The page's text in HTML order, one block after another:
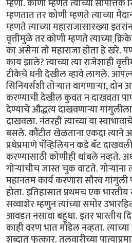
म्हणा. कोणी म्हणते त्याच्या सांपत्तिक
म्हणतात तर कोणी म्हणते त्याच्या
म्हणते त्याच्या महाराजासारख्या
वृत्तीमुळे तर कोणी म्हणते त्याच्या
का असेना तो महाराजा होता हे खरे.
काय झाले? त्याच्या त्या राजेशाही
टीकेचे धनी देखील व्हावे लागले.
सिनियर्सशी तोर्‍यात वागणार्‍या,
करण्याची देखील कुवत न दाखवता
देण्याचे औद्धत्य दाखवणार्‍या
दाखवला. नंतरही त्याच्या या
बसले. कौंटीत खेळताना एकदा त्याने
प्रथेप्रमाणे पॅव्हिलियन कडे बॅट
करण्यासाठी कोणीही थांबले नव्हते.
गोर्‍यांचीच जास्त चुक वाटते.
महानतम कार्य करणारा सौरव गांगुली
होता. इतिहासात प्रथमच एक
सव्वाशेर म्हणुन त्यांच्या समोर
आवडत नसावा बहुधा. इतर भारतीय
काही वरण भात मॉडेल नव्हता.
शब्दात फुत्कार. तलवारीच्या